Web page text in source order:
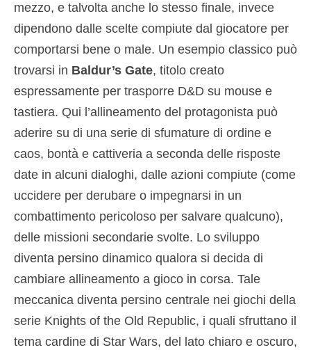
mezzo, e talvolta anche lo stesso finale, invece
dipendono dalle scelte compiute dal giocatore per
comportarsi bene o male. Un esempio classico può
trovarsi in Baldur’s Gate, titolo creato
espressamente per trasporre D&D su mouse e
tastiera. Qui l’allineamento del protagonista può
aderire su di una serie di sfumature di ordine e
caos, bontà e cattiveria a seconda delle risposte
date in alcuni dialoghi, dalle azioni compiute (come
uccidere per derubare o impegnarsi in un
combattimento pericoloso per salvare qualcuno),
delle missioni secondarie svolte. Lo sviluppo
diventa persino dinamico qualora si decida di
cambiare allineamento a gioco in corsa. Tale
meccanica diventa persino centrale nei giochi della
serie Knights of the Old Republic, i quali sfruttano il
tema cardine di Star Wars, del lato chiaro e oscuro,